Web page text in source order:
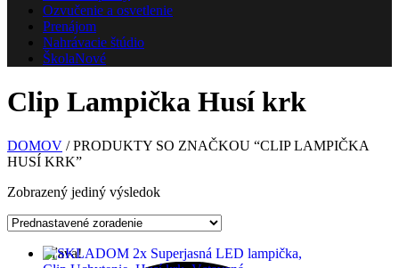
Ozvučenie a osvetlenie
Prenájom
Nahrávacie štúdio
ŠkolaNové
Clip Lampička Husí krk
DOMOV / PRODUKTY SO ZNAČKOU “CLIP LAMPIČKA
HUSÍ KRK”
Zobrazený jediný výsledok
Zľava!